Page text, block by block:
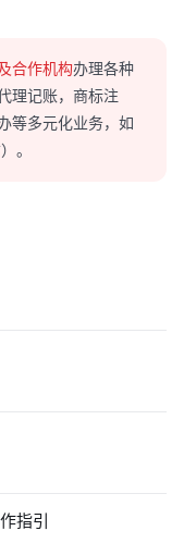
合作机构办理各种
理记账，商标注
等多元化业务，如
。
指引